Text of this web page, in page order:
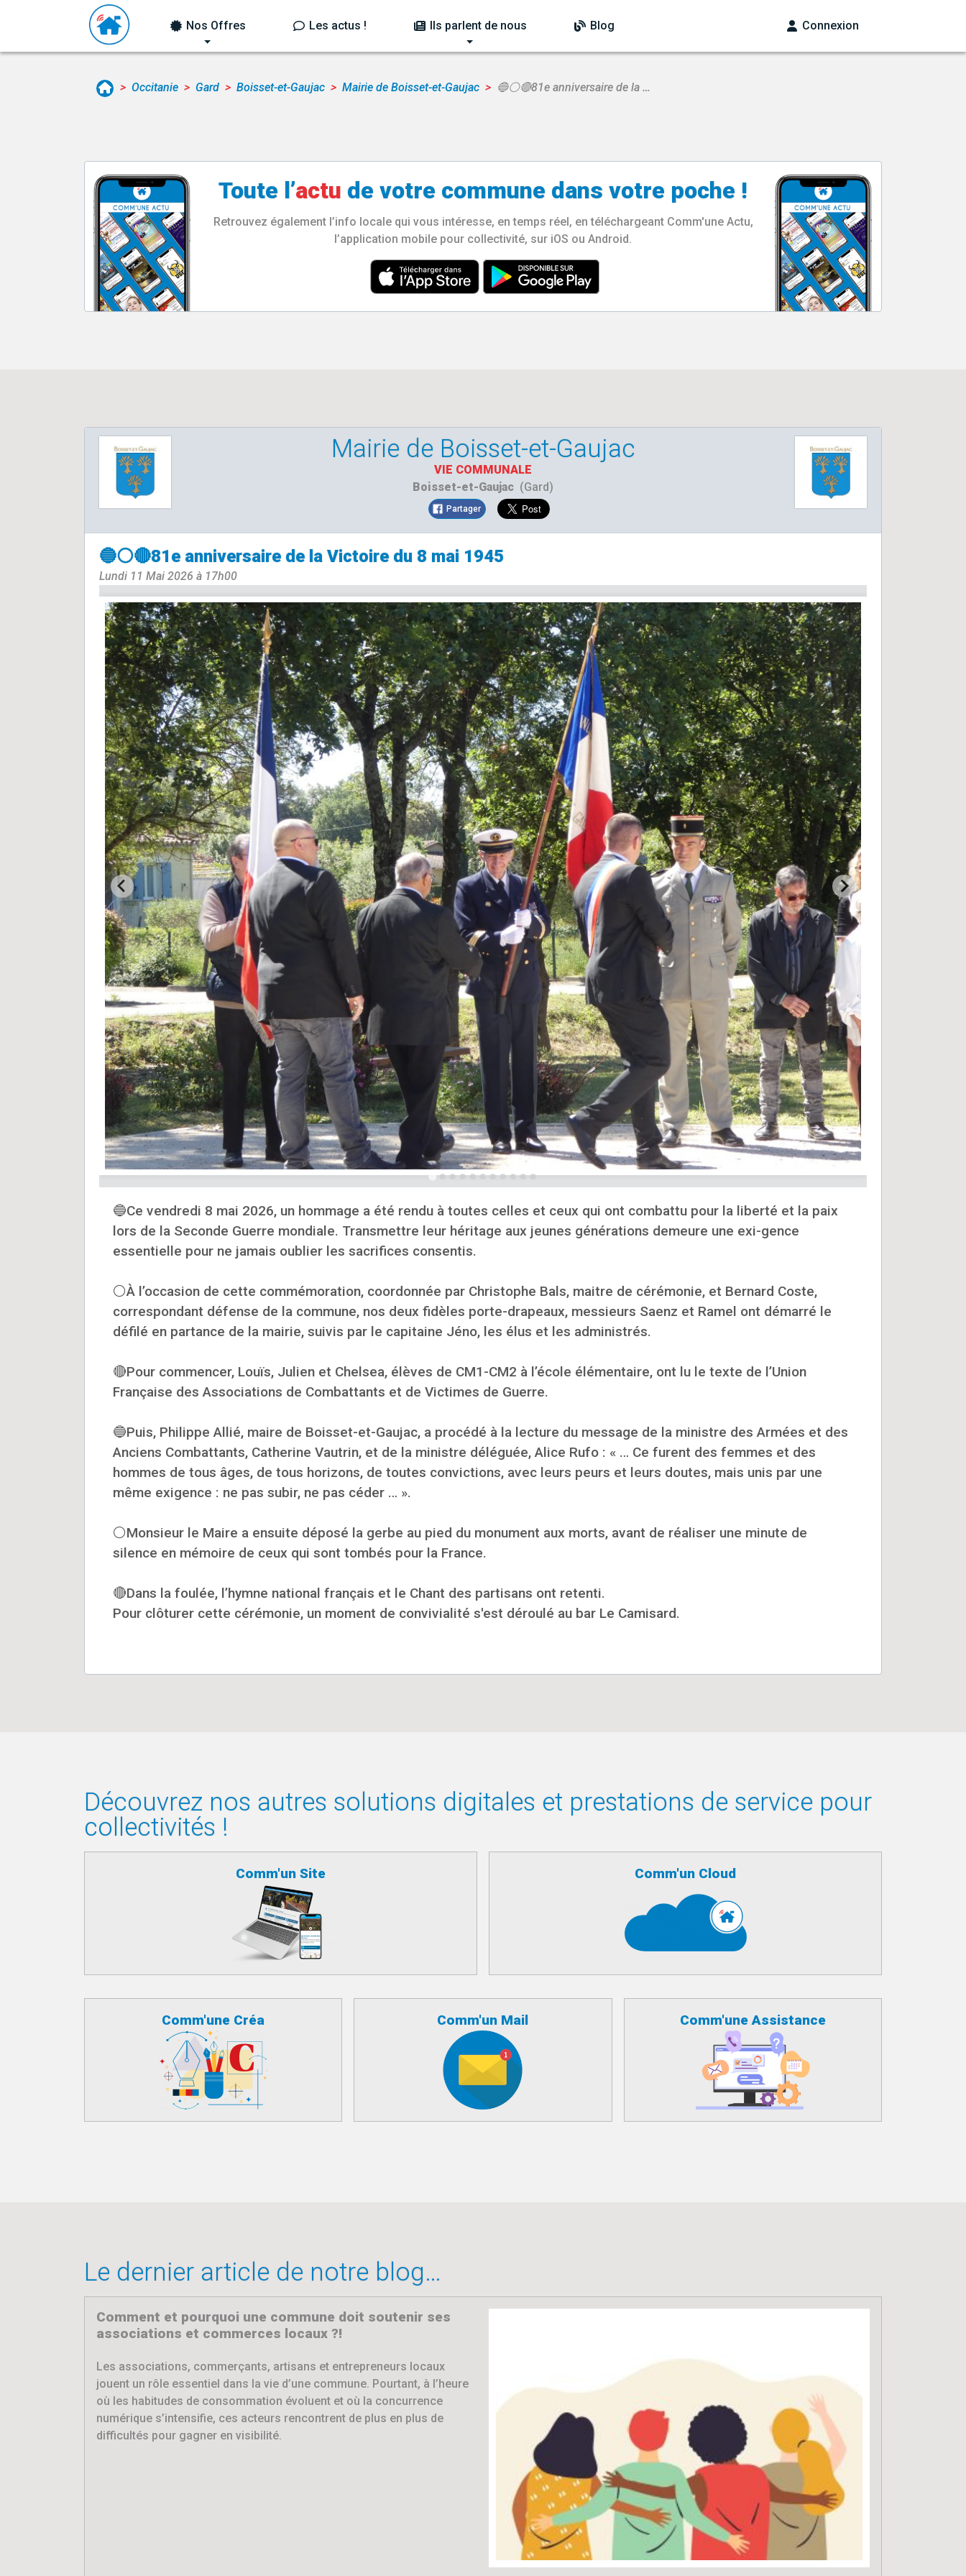
Nos Offres Les actus ! Ils parlent de nous Blog Connexion
Occitanie Gard Boisset-et-Gaujac Mairie de Boisset-et-Gaujac 🔵⚪🔴81e anniversaire de la …
Toute l’actu de votre commune dans votre poche !
Retrouvez également l’info locale qui vous intéresse, en temps réel, en téléchargeant Comm'une Actu,
l’application mobile pour collectivité, sur iOS ou Android.
Mairie de Boisset-et-Gaujac
VIE COMMUNALE
Boisset-et-Gaujac (Gard)
Partager
🔵⚪🔴81e anniversaire de la Victoire du 8 mai 1945
Lundi 11 Mai 2026 à 17h00
🔵Ce vendredi 8 mai 2026, un hommage a été rendu à toutes celles et ceux qui ont combattu pour la liberté et la paix
lors de la Seconde Guerre mondiale. Transmettre leur héritage aux jeunes générations demeure une exi-gence
essentielle pour ne jamais oublier les sacrifices consentis.
⚪À l’occasion de cette commémoration, coordonnée par Christophe Bals, maitre de cérémonie, et Bernard Coste,
correspondant défense de la commune, nos deux fidèles porte-drapeaux, messieurs Saenz et Ramel ont démarré le
défilé en partance de la mairie, suivis par le capitaine Jéno, les élus et les administrés.
🔴Pour commencer, Louïs, Julien et Chelsea, élèves de CM1-CM2 à l’école élémentaire, ont lu le texte de l’Union
Française des Associations de Combattants et de Victimes de Guerre.
🔵Puis, Philippe Allié, maire de Boisset-et-Gaujac, a procédé à la lecture du message de la ministre des Armées et des
Anciens Combattants, Catherine Vautrin, et de la ministre déléguée, Alice Rufo : « … Ce furent des femmes et des
hommes de tous âges, de tous horizons, de toutes convictions, avec leurs peurs et leurs doutes, mais unis par une
même exigence : ne pas subir, ne pas céder … ».
⚪Monsieur le Maire a ensuite déposé la gerbe au pied du monument aux morts, avant de réaliser une minute de
silence en mémoire de ceux qui sont tombés pour la France.
🔴Dans la foulée, l’hymne national français et le Chant des partisans ont retenti.
Pour clôturer cette cérémonie, un moment de convivialité s'est déroulé au bar Le Camisard.
Découvrez nos autres solutions digitales et prestations de service pour
collectivités !
Comm'un Site Comm'un Cloud
Comm'une Créa Comm'un Mail Comm'une Assistance
Le dernier article de notre blog…
Comment et pourquoi une commune doit soutenir ses
associations et commerces locaux ?!
Les associations, commerçants, artisans et entrepreneurs locaux
jouent un rôle essentiel dans la vie d’une commune. Pourtant, à l’heure
où les habitudes de consommation évoluent et où la concurrence
numérique s’intensifie, ces acteurs rencontrent de plus en plus de
difficultés pour gagner en visibilité.